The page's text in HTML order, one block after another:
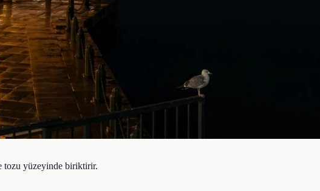
tozu yüzeyinde biriktirir.